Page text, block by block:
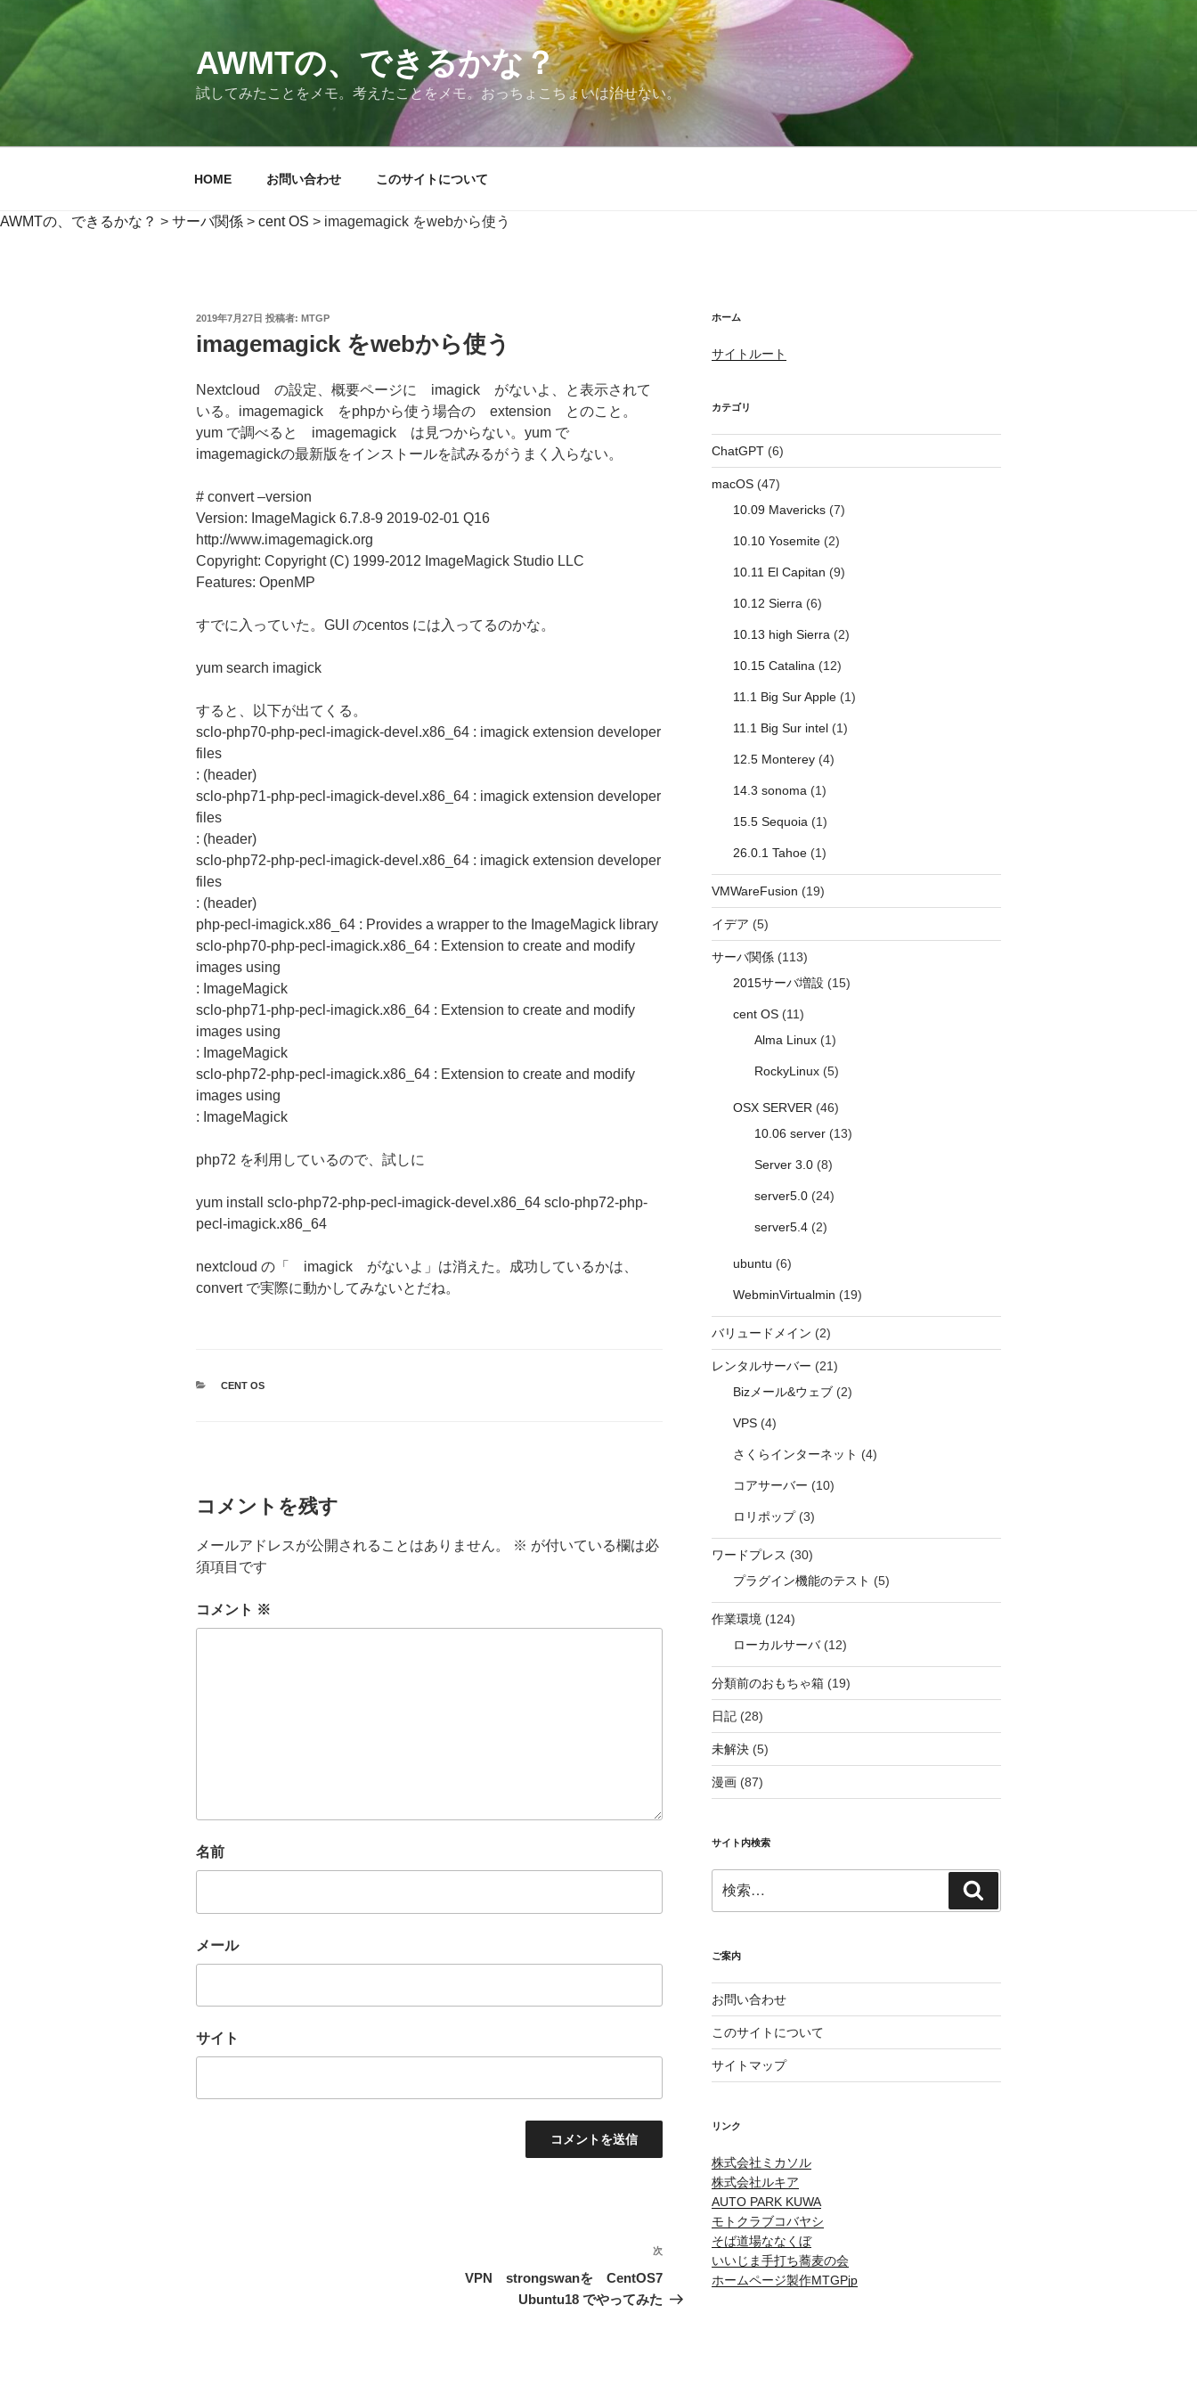
ン
ツ
AWMTの、できるかな？
試してみたことをメモ。考えたことをメモ。おっちょこちょいは治せない。
HOME お問い合わせ このサイトについて
AWMTの、できるかな？ > サーバ関係 > cent OS > imagemagick をwebから使う
投
日:
2019年7月27日 投稿者: MTGP
imagemagick をwebから使う
Nextcloud の設定、概要ページに imagick がないよ、と表示されて
いる。imagemagick をphpから使う場合の extension とのこと。
yum で調べると imagemagick は見つからない。yum で
imagemagickの最新版をインストールを試みるがうまく入らない。
# convert –version
Version: ImageMagick 6.7.8-9 2019-02-01 Q16
http://www.imagemagick.org
Copyright: Copyright (C) 1999-2012 ImageMagick Studio LLC
Features: OpenMP
すでに入っていた。GUI のcentos には入ってるのかな。
yum search imagick
すると、以下が出てくる。
sclo-php70-php-pecl-imagick-devel.x86_64 : imagick extension developer
files
: (header)
sclo-php71-php-pecl-imagick-devel.x86_64 : imagick extension developer
files
: (header)
sclo-php72-php-pecl-imagick-devel.x86_64 : imagick extension developer
files
: (header)
php-pecl-imagick.x86_64 : Provides a wrapper to the ImageMagick library
sclo-php70-php-pecl-imagick.x86_64 : Extension to create and modify
images using
: ImageMagick
sclo-php71-php-pecl-imagick.x86_64 : Extension to create and modify
images using
: ImageMagick
sclo-php72-php-pecl-imagick.x86_64 : Extension to create and modify
images using
: ImageMagick
php72 を利用しているので、試しに
yum install sclo-php72-php-pecl-imagick-devel.x86_64 sclo-php72-php-
pecl-imagick.x86_64
nextcloud の「 imagick がないよ」は消えた。成功しているかは、
convert で実際に動かしてみないとだね。
カ
CENT OS
コメントを残す
メールアドレスが公開されることはありません。 ※ が付いている欄は必
須項目です
コメント ※
名前
メール
サイト
次
の
投
次
VPN strongswanを CentOS7
Ubuntu18 でやってみた
ホーム
サイトルート
カテゴリ
ChatGPT(6)
macOS(47)
10.09 Mavericks(7)
10.10 Yosemite(2)
10.11 El Capitan (9)
10.12 Sierra (6)
10.13 high Sierra (2)
10.15 Catalina (12)
11.1 Big Sur Apple(1)
11.1 Big Sur intel(1)
12.5 Monterey(4)
14.3 sonoma (1)
15.5 Sequoia (1)
26.0.1 Tahoe(1)
VMWareFusion (19)
イデア (5)
サーバ関係(113)
2015サーバ増設 (15)
cent OS(11)
Alma Linux(1)
RockyLinux(5)
OSX SERVER (46)
10.06 server(13)
Server 3.0(8)
server5.0(24)
server5.4(2)
ubuntu (6)
WebminVirtualmin (19)
バリュードメイン (2)
レンタルサーバー (21)
Bizメール&ウェブ(2)
VPS(4)
さくらインターネット (4)
コアサーバー (10)
ロリポップ(3)
ワードプレス (30)
プラグイン機能のテスト (5)
作業環境 (124)
ローカルサーバ(12)
分類前のおもちゃ箱(19)
日記(28)
未解決(5)
漫画(87)
サイト内検索
索:
索
ご案内
お問い合わせ
このサイトについて
サイトマップ
リンク
株式会社ミカソル
株式会社ルキア
AUTO PARK KUWA
モトクラブコバヤシ
そば道場ななくぼ
いいじま手打ち蕎麦の会
ホームページ製作MTGPjp